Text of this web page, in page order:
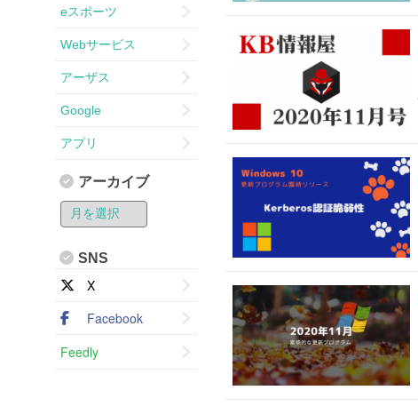
eスポーツ
Webサービス
アーザス
Google
アプリ
アーカイブ
SNS
X
Facebook
Feedly